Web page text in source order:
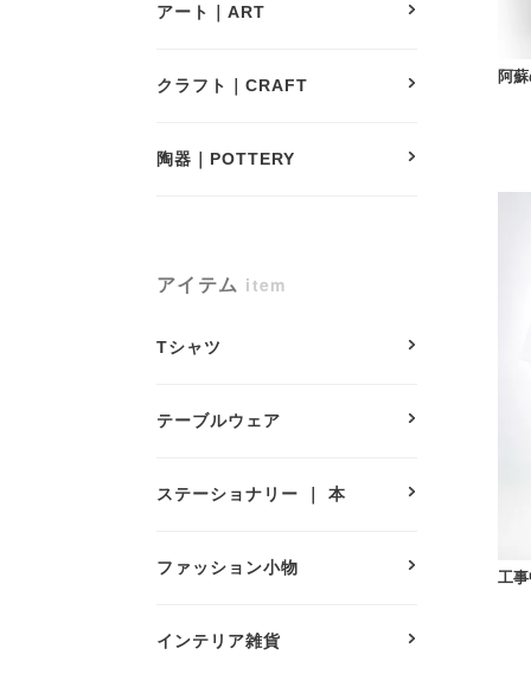
阿
工
アート｜ART
クラフト｜CRAFT
陶器｜POTTERY
アイテム item
Tシャツ
テーブルウェア
ステーショナリー ｜ 本
ファッション小物
インテリア雑貨